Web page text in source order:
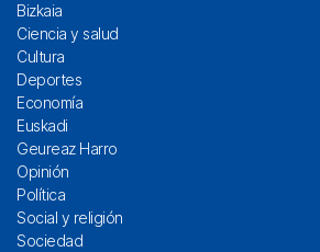
Bizkaia
Ciencia y salud
Cultura
Deportes
Economía
Euskadi
Geureaz Harro
Opinión
Política
Social y religión
Sociedad